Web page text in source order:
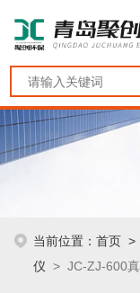
当前位置：首页 >
仪 > JC-ZJ-600